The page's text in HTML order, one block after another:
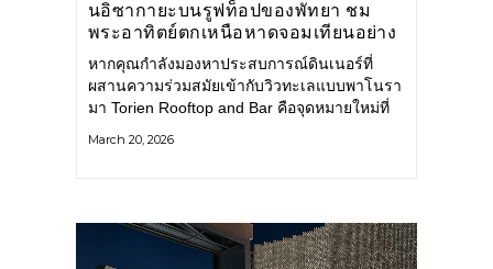
นอิซากายะบนรูฟท็อปของพัทยา ชม
พระอาทิตย์ตกเหนือหาดจอมเทียนอย่าง
มีสไตล์
หากคุณกำลังมองหาประสบการณ์ดินเนอร์ที่
ผสานความร่วมสมัยเข้ากับวิวทะเลแบบพาโนรา
มา Torien Rooftop and Bar คือจุดหมายใหม่ที่
ชั้น 15 และ 16 ของ Pattaya
March 20, 2026